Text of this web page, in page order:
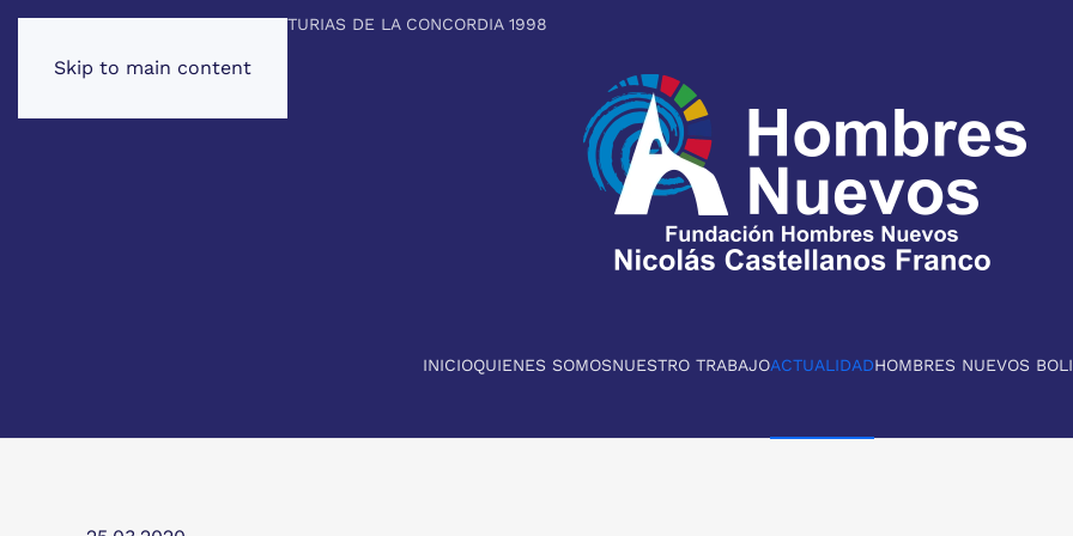
Skip to main content
PREMIO PRINCIPE DE ASTURIAS DE LA CONCORDIA 1998
INICIOQUIENES SOMOSNUESTRO TRABAJOACTUALIDADHOMBRES NUEVOS